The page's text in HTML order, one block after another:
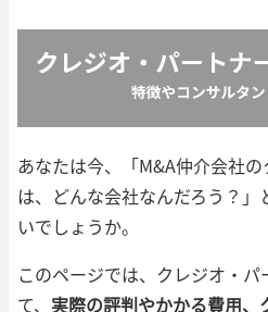
あなたは今、「M&A仲介会社
は、どんな会社なんだろう？
いでしょうか。
このページでは、クレジオ・
て、 実際の評判やかかる費用